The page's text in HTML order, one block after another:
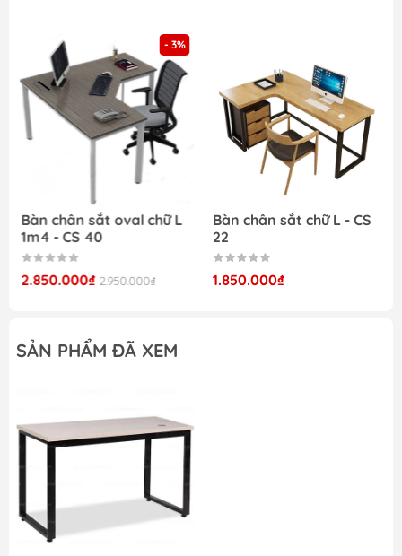
- 3%
Bàn chân sắt oval chữ L
1m4 - CS 40
2.850.000₫ 2.950.000₫
Bàn chân sắt chữ L - CS
22
1.850.000₫
SẢN PHẨM ĐÃ XEM